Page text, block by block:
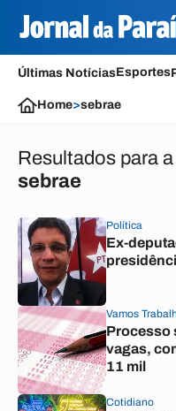
Últimas NotíciasEsportes
Home>sebrae
Resultados para
sebrae
Política
Ex-
Vamos
Processo
vagas,
11 mil
Cotidiano